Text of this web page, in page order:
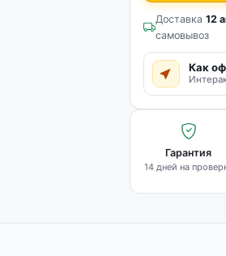
Доставка 12
самовывоз
Как
Гарантия
14 дней на